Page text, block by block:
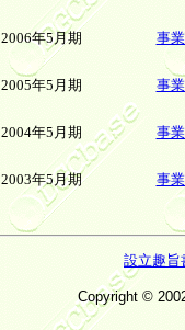
2006年5月期 事
2005年5月期 事
2004年5月期 事
2003年5月期 事
設立趣旨
Copyright ©